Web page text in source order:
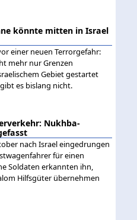
könnte mitten in Israel
einer neuen Terrorgefahr:
mehr nur Grenzen
Gebiet gestartet
es bislang nicht.
Nukhba-
nach Israel eingedrungen
für einen
Soldaten erkannten ihn,
Hilfsgüter übernehmen